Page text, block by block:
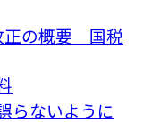
正の概要 国税
らないように